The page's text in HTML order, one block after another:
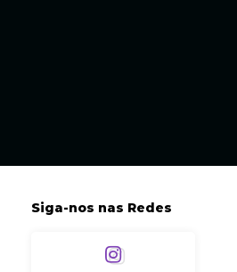
Siga-nos nas Redes